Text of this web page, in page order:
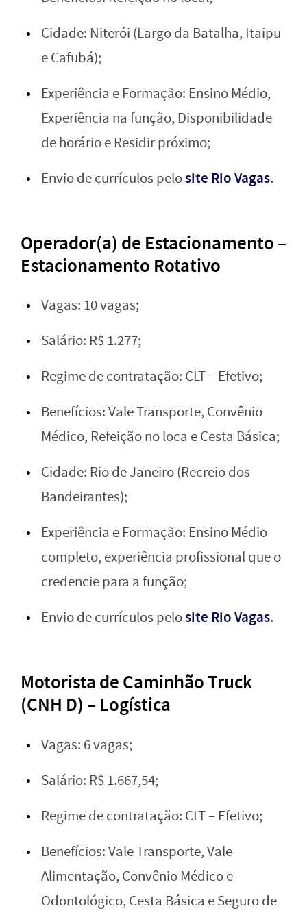
Cidade: Niterói (Largo da Batalha, Itaipu
e Cafubá);
Experiência e Formação: Ensino Médio,
Experiência na função, Disponibilidade
de horário e Residir próximo;
Envio de currículos pelosite Rio Vagas.
Operador(a) de Estacionamento –
Estacionamento Rotativo
Vagas: 10 vagas;
Salário: R$ 1.277;
Regime de contratação: CLT – Efetivo;
Benefícios: Vale Transporte, Convênio
Médico, Refeição no loca e Cesta Básica;
Cidade: Rio de Janeiro (Recreio dos
Bandeirantes);
Experiência e Formação: Ensino Médio
completo, experiência profissional que o
credencie para a função;
Envio de currículos pelosite Rio Vagas.
Motorista de Caminhão Truck
(CNH D) – Logística
Vagas: 6 vagas;
Salário: R$ 1.667,54;
Regime de contratação: CLT – Efetivo;
Benefícios: Vale Transporte, Vale
Alimentação, Convênio Médico e
Odontológico, Cesta Básica e Seguro de